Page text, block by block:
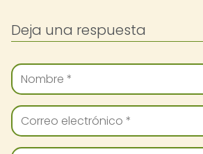
Deja una respuesta